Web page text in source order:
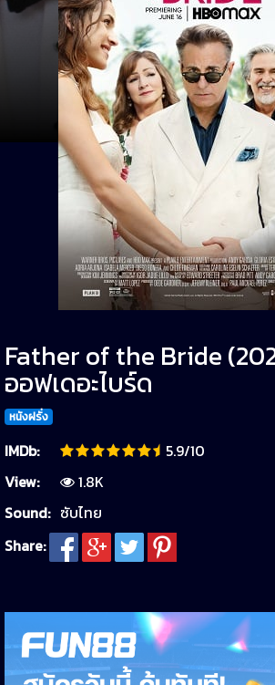
Father of the Bride
ออฟเดอะไบร์ด
หนังฝรั่ง
IMDb:
5.9/10
View:
1.8K
Sound: ซับไทย
Share: